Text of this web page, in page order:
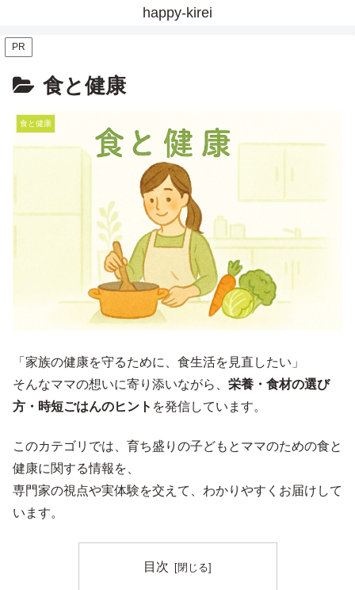
happy-kirei
PR
食と健康
食と健康
「家族の健康を守るために、食生活を見直したい」
そんなママの想いに寄り添いながら、 栄養・食材の選び
方・時短ごはんのヒント を発信しています。
このカテゴリでは、育ち盛りの子どもとママのための食と
健康に関する情報を、
専門家の視点や実体験を交えて、わかりやすくお届けして
います。
目次